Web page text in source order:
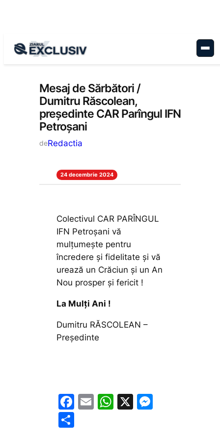
Anunțuri, Stiri la zi
Mesaj de Sărbători /
Dumitru Răscolean,
președinte CAR Parîngul IFN
Petroșani
deRedactia
24 decembrie 2024
Colectivul CAR PARÎNGUL
IFN Petroșani vă
mulțumește pentru
încredere și fidelitate și vă
urează un Crăciun și un An
Nou prosper și fericit !
La Mulți Ani !
Dumitru RĂSCOLEAN –
Președinte
F
E
W X